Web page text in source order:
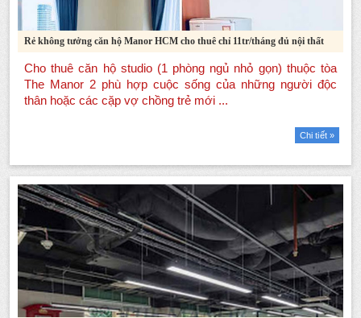
Rẻ không tưởng căn hộ Manor HCM cho thuê chỉ 11tr/tháng đủ nội thất
Chi tiết »